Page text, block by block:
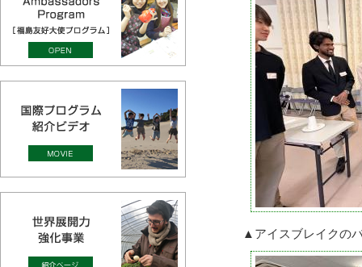
▲アイスブレイクの